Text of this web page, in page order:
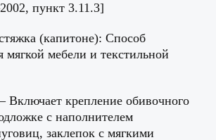
пункт 3.11.3]
(капитоне): Способ
мягкой мебели и текстильной
крепление обивочного
с наполнителем
заклепок с мягкими